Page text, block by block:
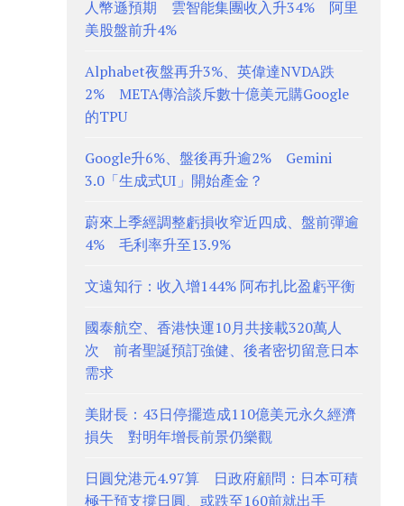
人幣遜預期 雲智能集團收入升34% 阿里
美股盤前升4%
Alphabet夜盤再升3%、英偉達NVDA跌
2% META傳洽談斥數十億美元購Google
的TPU
Google升6%、盤後再升逾2% Gemini
3.0「生成式UI」開始產金？
蔚來上季經調整虧損收窄近四成、盤前彈逾
4% 毛利率升至13.9%
文遠知行：收入增144% 阿布扎比盈虧平衡
國泰航空、香港快運10月共接載320萬人
次 前者聖誕預訂強健、後者密切留意日本
需求
美財長：43日停擺造成110億美元永久經濟
損失 對明年增長前景仍樂觀
日圓兌港元4.97算 日政府顧問：日本可積
極干預支撐日圓、或跌至160前就出手